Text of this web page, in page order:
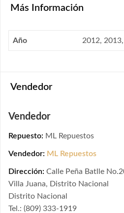
Más Información
Año 2012,
Vendedor
Vendedor
Repuesto: ML Repuestos
Vendedor: ML Repuestos
Dirección: Calle Peña Batlle
Villa Juana, Distrito Nacional
Distrito Nacional
Tel.: (809) 333-1919